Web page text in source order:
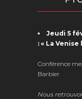
Jeudi 5
: « La
Conférence
Barbier
Nous